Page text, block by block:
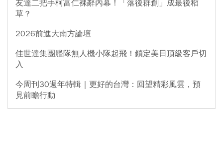
友達二把手柯富仁裸辭內幕！「落後群創」成最後稻
草？
2026前進大南方論壇
佳世達集團艦隊無人機小隊起飛！鎖定美日頂級客戶切
入
今周刊30週年特輯｜更好的台灣：回望精彩風雲，預
見前瞻行動